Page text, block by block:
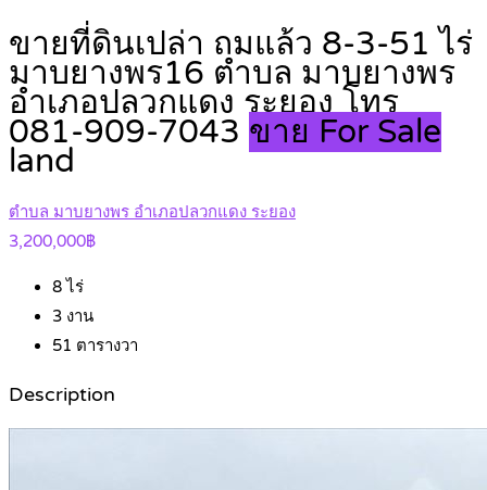
ขายที่ดินเปล่า ถมแล้ว 8-3-51 ไร่
มาบยางพร16 ตำบล มาบยางพร
อำเภอปลวกแดง ระยอง โทร
081-909-7043 ขาย For Sale
land
ตำบล มาบยางพร อำเภอปลวกแดง ระยอง
3,200,000฿
8ไร่
3 งาน
51 ตารางวา
Description